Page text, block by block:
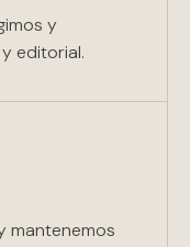
y
editorial.
mantenemos